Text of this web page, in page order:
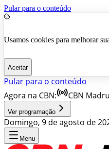
Pular para o conteúdo
Usamos cookies para melhorar
Aceitar
Pular para o conteúdo
Agora na CBN:
CBN
Ver programação
Domingo, 9 de agosto de
Menu